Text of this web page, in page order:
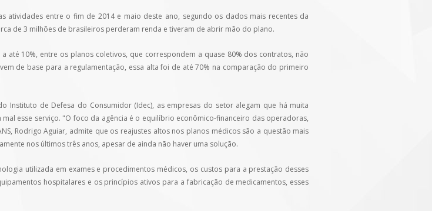
atividades entre o fim de 2014 e maio deste ano, segundo os dados mais recentes da
de 3 milhões de brasileiros perderam renda e tiveram de abrir mão do plano.
até 10%, entre os planos coletivos, que correspondem a quase 80% dos contratos, não
de base para a regulamentação, essa alta foi de até 70% na comparação do primeiro
Instituto de Defesa do Consumidor (Idec), as empresas do setor alegam que há muita
esse serviço. "O foco da agência é o equilíbrio econômico-financeiro das operadoras,
Rodrigo Aguiar, admite que os reajustes altos nos planos médicos são a questão mais
nos últimos três anos, apesar de ainda não haver uma solução.
utilizada em exames e procedimentos médicos, os custos para a prestação desses
hospitalares e os princípios ativos para a fabricação de medicamentos, esses